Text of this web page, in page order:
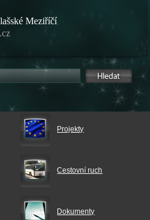
Meziříčí
Projekty
Cestovní ruch
Dokumenty